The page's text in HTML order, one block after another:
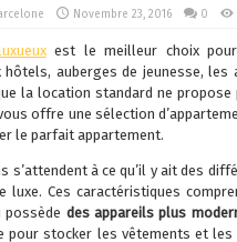
Novembre 23, 2016 0
est le meilleur choix
hôtels, auberges de jeunesse,
la location standard ne
offre une sélection
le parfait appartement.
s’attendent à ce qu’il y ait des
luxe. Ces caractéristiques
possède des appareils plus
pour stocker les vêtements et